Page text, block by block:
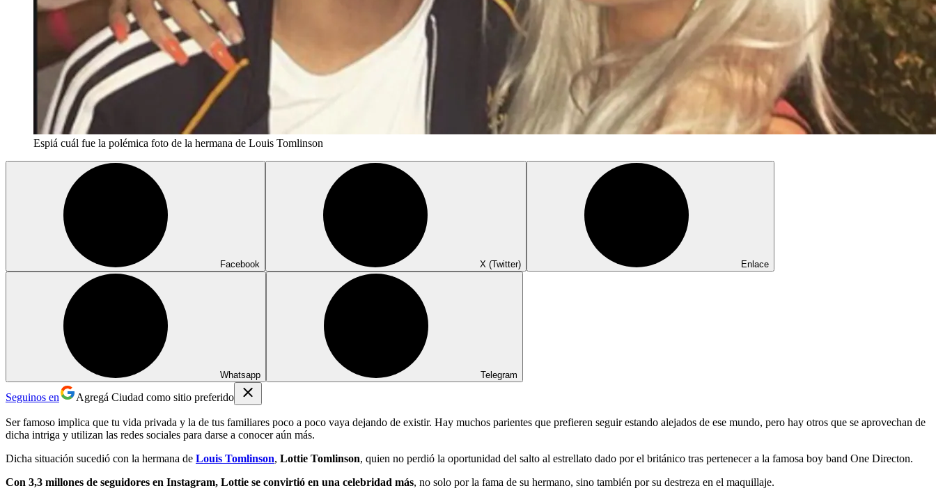
Espiá cuál fue la polémica foto de la hermana de Louis Tomlinson
Facebook X (Twitter) Enlace
Whatsapp Telegram
Seguinos en Agregá Ciudad como sitio preferido
Ser famoso implica que tu vida privada y la de tus familiares poco a poco vaya dejando de existir. Hay muchos parientes que prefieren seguir estando alejados de ese mundo, pero hay otros que se aprovechan de
dicha intriga y utilizan las redes sociales para darse a conocer aún más.
Dicha situación sucedió con la hermana de Louis Tomlinson, Lottie Tomlinson, quien no perdió la oportunidad del salto al estrellato dado por el británico tras pertenecer a la famosa boy band One Directon.
Con 3,3 millones de seguidores en Instagram, Lottie se convirtió en una celebridad más, no solo por la fama de su hermano, sino también por su destreza en el maquillaje.